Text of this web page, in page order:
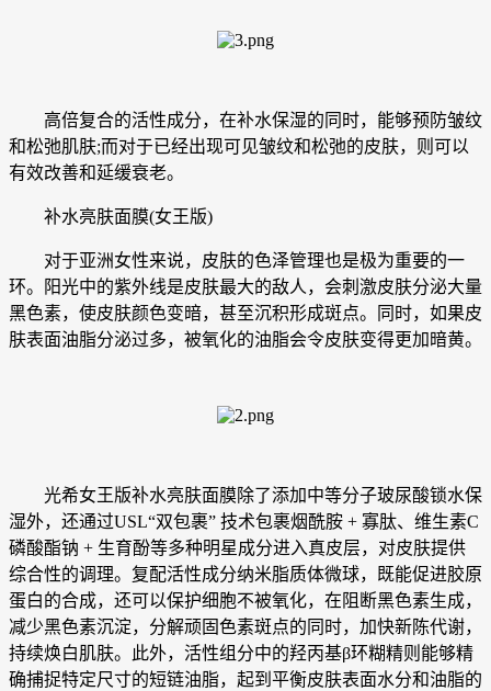
高倍复合的活性成分，在补水保湿的同时，能够预防皱纹
和松弛肌肤;而对于已经出现可见皱纹和松弛的皮肤，则可以
有效改善和延缓衰老。
补水亮肤面膜(女王版)
对于亚洲女性来说，皮肤的色泽管理也是极为重要的一
环。阳光中的紫外线是皮肤最大的敌人，会刺激皮肤分泌大量
黑色素，使皮肤颜色变暗，甚至沉积形成斑点。同时，如果皮
肤表面油脂分泌过多，被氧化的油脂会令皮肤变得更加暗黄。
光希女王版补水亮肤面膜除了添加中等分子玻尿酸锁水保
湿外，还通过USL“双包裹” 技术包裹烟酰胺 + 寡肽、维生素C
磷酸酯钠 + 生育酚等多种明星成分进入真皮层，对皮肤提供
综合性的调理。复配活性成分纳米脂质体微球，既能促进胶原
蛋白的合成，还可以保护细胞不被氧化，在阻断黑色素生成，
减少黑色素沉淀，分解顽固色素斑点的同时，加快新陈代谢，
持续焕白肌肤。此外，活性组分中的羟丙基β环糊精则能够精
确捕捉特定尺寸的短链油脂，起到平衡皮肤表面水分和油脂的